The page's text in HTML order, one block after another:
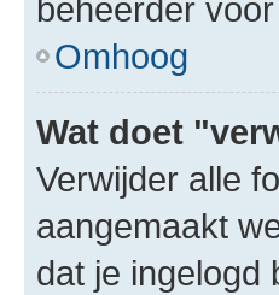
beheerder
Omhoog
Wat doet
Verwijder alle
aangemaakt
dat je ingelogd